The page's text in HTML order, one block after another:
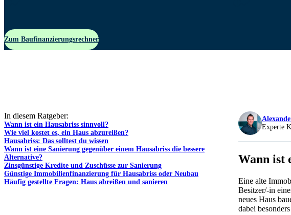
Zum Baufinanzierungsrechner
In diesem Ratgeber:
Wann ist ein Hausabriss sinnvoll?
Wie viel kostet es, ein Haus abzureißen?
Hausabriss: Das solltest du wissen
Wann ist eine Sanierung gegenüber einem Hausabriss die bessere
Alternative?
Zinsgünstige Kredite und Zuschüsse zur Sanierung
Günstige Immobilienfinanzierung für Hausabriss oder Neubau
Häufig gestellte Fragen: Haus abreißen und sanieren
Experte
Wann ist
Eine alte
Besitzer/-in
neues Haus
dabei